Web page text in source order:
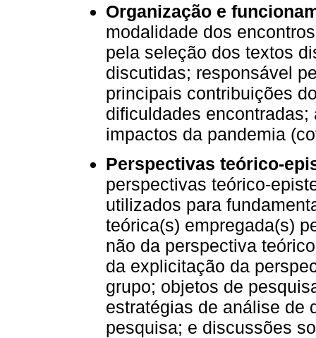
Organização e
modalidade dos
pela seleção dos textos
discutidas; responsável
principais contribuições
dificuldades
impactos da pandemia
Perspectivas teórico-
perspectivas teórico-
utilizados para
teórica(s) empregada(s)
não da perspectiva
da explicitação da
grupo; objetos de
estratégias de análise de
pesquisa; e discussões